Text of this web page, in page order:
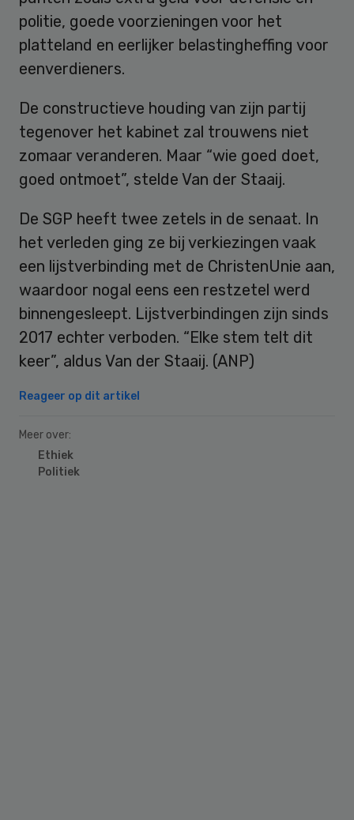
politie, goede voorzieningen voor het
platteland en eerlijker belastingheffing voor
eenverdieners.
De constructieve houding van zijn partij
tegenover het kabinet zal trouwens niet
zomaar veranderen. Maar “wie goed doet,
goed ontmoet”, stelde Van der Staaij.
De SGP heeft twee zetels in de senaat. In
het verleden ging ze bij verkiezingen vaak
een lijstverbinding met de ChristenUnie aan,
waardoor nogal eens een restzetel werd
binnengesleept. Lijstverbindingen zijn sinds
2017 echter verboden. “Elke stem telt dit
keer”, aldus Van der Staaij. (ANP)
Reageer op dit artikel
Meer over:
Ethiek
Politiek